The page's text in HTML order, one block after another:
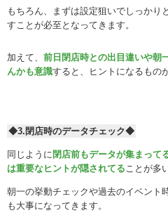
もちろん、まずは設定狙いでしっかり
すことが必至となってきます。
加えて、 前日閉店時との出目違いや朝
んかも意識すると、ヒントになるもの
◆3.閉店時のデータチェック◆
同じように 閉店前もデータが集まって
は重要なヒントが隠されてることが多
朝一の挙動チェックや過去のイベント
も大事になってきます。